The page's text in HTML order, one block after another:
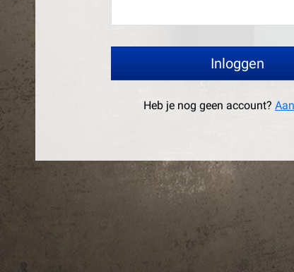
Inloggen
Heb je nog geen account?